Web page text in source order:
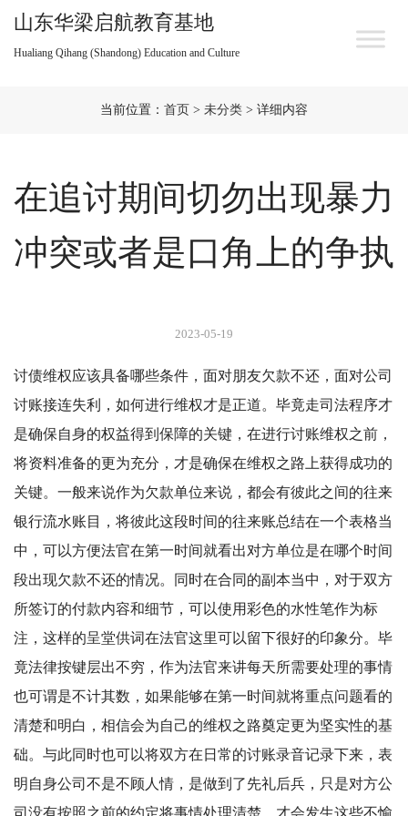
山东华梁启航教育基地
Hualiang Qihang (Shandong) Education and Culture
当前位置： 首页 > 未分类 > 详细内容
在追讨期间切勿出现暴力
冲突或者是口角上的争执
2023-05-19
讨债维权应该具备哪些条件，面对朋友欠款不还，面对公司
讨账接连失利，如何进行维权才是正道。毕竟走司法程序才
是确保自身的权益得到保障的关键，在进行讨账维权之前，
将资料准备的更为充分，才是确保在维权之路上获得成功的
关键。 一般来说作为欠款单位来说，都会有彼此之间的往来
银行流水账目，将彼此这段时间的往来账总结在一个表格当
中，可以方便法官在第一时间就看出对方单位是在哪个时间
段出现欠款不还的情况。同时在合同的副本当中，对于双方
所签订的付款内容和细节，可以使用彩色的水性笔作为标
注，这样的呈堂供词在法官这里可以留下很好的印象分。毕
竟法律按键层出不穷，作为法官来讲每天所需要处理的事情
也可谓是不计其数，如果能够在第一时间就将重点问题看的
清楚和明白，相信会为自己的维权之路奠定更为坚实性的基
础。 与此同时也可以将双方在日常的讨账录音记录下来，表
明自身公司不是不顾人情，是做到了先礼后兵，只是对方公
司没有按照之前的约定将事情处理清楚，才会发生这些不愉